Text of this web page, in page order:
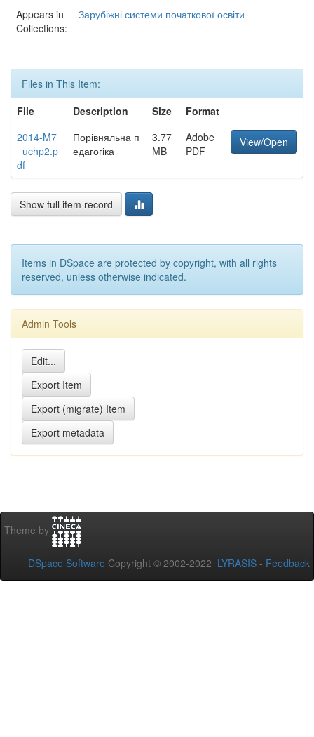
Appears in
Collections:
Зарубіжні системи початкової освіти
Files in This Item:
File
Description Size
Format
2014-M7
_uchp2.p
df
Порівняльна п
едагогіка
3.77
MB
Adobe
PDF
View/Open
Show full item record
Items in DSpace are protected by copyright, with all rights
reserved, unless otherwise indicated.
Admin Tools
Theme by
DSpace Software Copyright © 2002-2022 LYRASIS - Feedback